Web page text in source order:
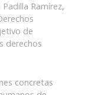
Ramírez,
de
derechos
concretas